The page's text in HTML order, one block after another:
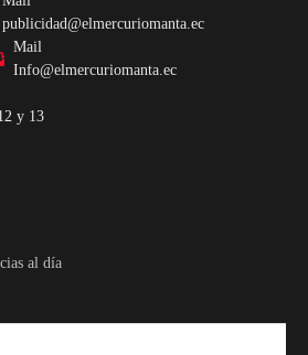
publicidad@elmercuriomanta.ec
Mail
Info@elmercuriomanta.ec
y 13
al día